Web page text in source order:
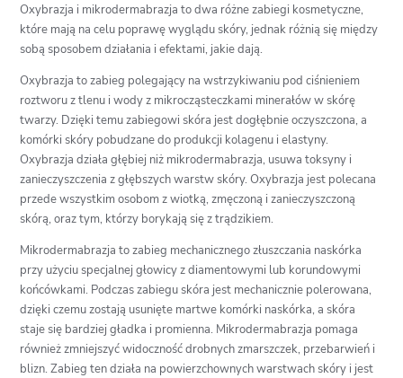
Oxybrazja i mikrodermabrazja to dwa różne zabiegi kosmetyczne,
które mają na celu poprawę wyglądu skóry, jednak różnią się między
sobą sposobem działania i efektami, jakie dają.
Oxybrazja to zabieg polegający na wstrzykiwaniu pod ciśnieniem
roztworu z tlenu i wody z mikrocząsteczkami minerałów w skórę
twarzy. Dzięki temu zabiegowi skóra jest dogłębnie oczyszczona, a
komórki skóry pobudzane do produkcji kolagenu i elastyny.
Oxybrazja działa głębiej niż mikrodermabrazja, usuwa toksyny i
zanieczyszczenia z głębszych warstw skóry. Oxybrazja jest polecana
przede wszystkim osobom z wiotką, zmęczoną i zanieczyszczoną
skórą, oraz tym, którzy borykają się z trądzikiem.
Mikrodermabrazja to zabieg mechanicznego złuszczania naskórka
przy użyciu specjalnej głowicy z diamentowymi lub korundowymi
końcówkami. Podczas zabiegu skóra jest mechanicznie polerowana,
dzięki czemu zostają usunięte martwe komórki naskórka, a skóra
staje się bardziej gładka i promienna. Mikrodermabrazja pomaga
również zmniejszyć widoczność drobnych zmarszczek, przebarwień i
blizn. Zabieg ten działa na powierzchownych warstwach skóry i jest